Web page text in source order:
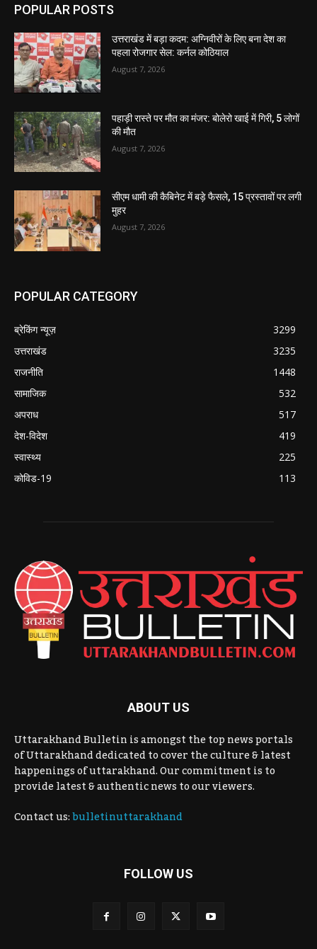
POPULAR POSTS
उत्तराखंड में बड़ा कदम: अग्निवीरों के लिए बना देश का
पहला रोजगार सेल: कर्नल कोठियाल
August 7, 2026
पहाड़ी रास्ते पर मौत का मंजर: बोलेरो खाई में गिरी, 5 लोगों
की मौत
August 7, 2026
सीएम धामी की कैबिनेट में बड़े फैसले, 15 प्रस्तावों पर लगी
मुहर
August 7, 2026
POPULAR CATEGORY
ब्रेकिंग न्यूज़
3299
उत्तराखंड
3235
राजनीति
1448
सामाजिक
532
अपराध
517
देश-विदेश
419
स्वास्थ्य
225
कोविड-19
113
ABOUT US
Uttarakhand Bulletin is amongst the top news portals
of Uttarakhand dedicated to cover the culture & latest
happenings of uttarakhand. Our commitment is to
provide latest & authentic news to our viewers.
Contact us:bulletinuttarakhand
FOLLOW US